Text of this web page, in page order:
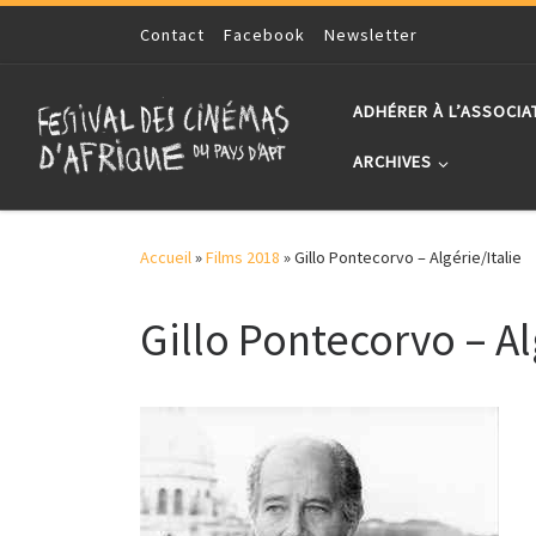
Skip to contentContact Facebook Newsletter
ADHÉRER À
ARCHIVES
Accueil»Films 2018 »Gillo Pontecorvo – Algérie/Italie
Gillo Pontecorvo –